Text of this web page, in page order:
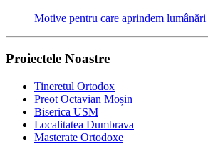
Motive pentru care aprindem
Proiectele Noastre
Tineretul Ortodox
Preot Octavian Moșin
Biserica USM
Localitatea Dumbrava
Masterate Ortodoxe